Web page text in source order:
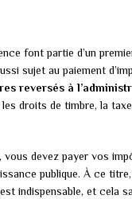
font partie d’un
sujet au paiement
reversés à
droits de timbre, la
vous devez payer vos
publique. À ce
indispensable, et cela